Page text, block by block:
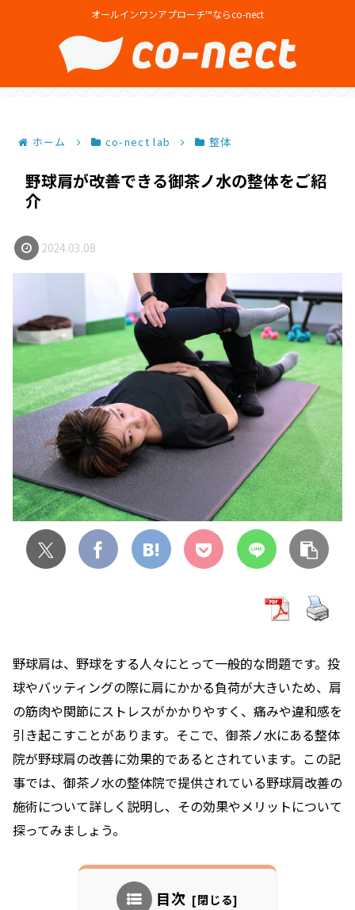
オールインワンアプローチ™ならco-nect
ホーム co-nect lab 整体
野球肩が改善できる御茶ノ水の整体をご紹
介
2024.03.08
野球肩は、野球をする人々にとって一般的な問題です。投
球やバッティングの際に肩にかかる負荷が大きいため、肩
の筋肉や関節にストレスがかかりやすく、痛みや違和感を
引き起こすことがあります。そこで、御茶ノ水にある整体
院が野球肩の改善に効果的であるとされています。この記
事では、御茶ノ水の整体院で提供されている野球肩改善の
施術について詳しく説明し、その効果やメリットについて
探ってみましょう。
目次